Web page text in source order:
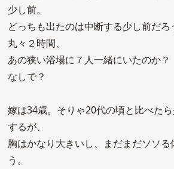
少し前。
どっちも出たのは中断する少し前だ
丸々２時間、
あの狭い浴場に７人一緒にいたのか
なしで？
嫁は34歳。そりゃ20代の頃と比べた
するが、
胸はかなり大きいし、まだまだソソ
う。